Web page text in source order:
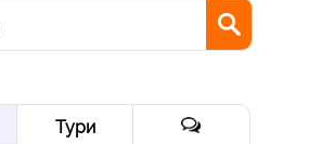
Тури